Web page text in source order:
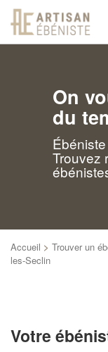
On
du
Trouvez
Accueil > Trouver un
les-Seclin
Votre